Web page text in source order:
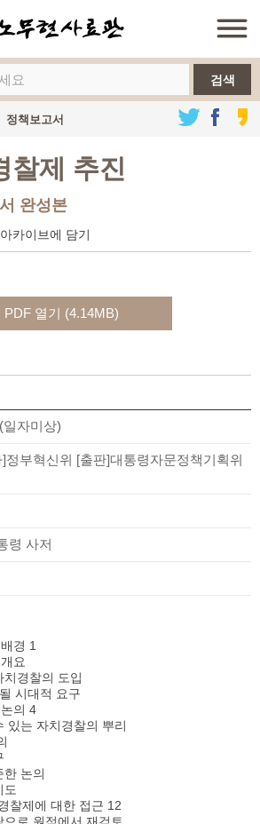
검색
정책보고서
찰제 추진
완성본
카이브에 담기
PDF 열기 (4.14MB)
일자미상)
정부혁신위 [출판]대통령자문정책기획위
령 사저
경 1
요
경찰의 도입
시대적 요구
의 4
있는 자치경찰의 뿌리
한 논의
도
찰제에 대한 접근 12